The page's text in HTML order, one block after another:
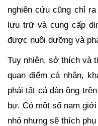
nghiên cứu cũng chỉ
lưu trữ và cung cấp
được nuôi dưỡng và
Tuy nhiên, sở thích và
quan điểm cá nhân,
phải tất cả đàn ông
bự. Có một số nam
nhỏ nhưng sẽ thích